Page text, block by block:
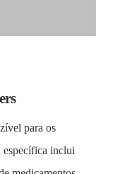
para os
específica inclui